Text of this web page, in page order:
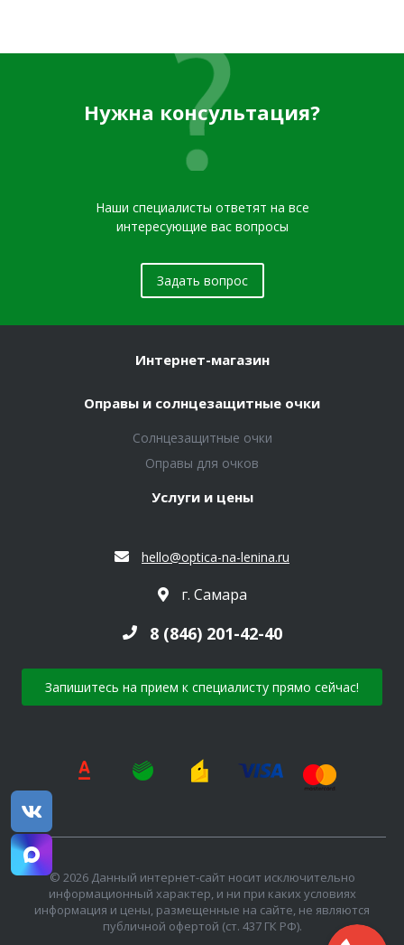
Нужна консультация?
Наши специалисты ответят на все
интересующие вас вопросы
Задать вопрос
Интернет-магазин
Оправы и солнцезащитные очки
Солнцезащитные очки
Оправы для очков
Услуги и цены
hello@optica-na-lenina.ru
г. Самара
8 (846) 201-42-40
Запишитесь на прием к специалисту прямо сейчас!
© 2026 Данный интернет-сайт носит исключительно
информационный характер, и ни при каких условиях
информация и цены, размещенные на сайте, не являются
публичной офертой (ст. 437 ГК РФ).